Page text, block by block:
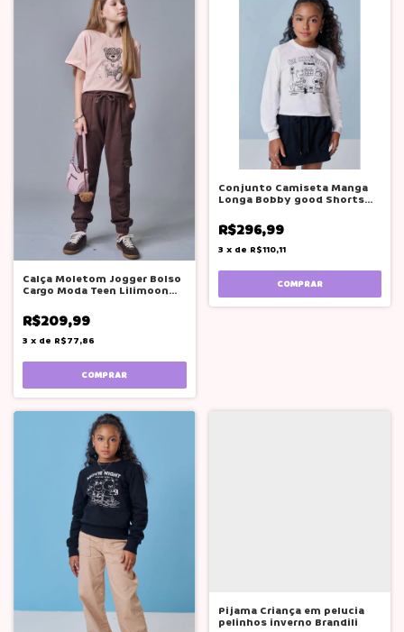
Calça Moletom Jogger Bolso
Cargo Moda Teen Lilimoon
R$209,99
3 x de R$77,86
COMPRAR
Conjunto Camiseta Manga
Longa Bobby good Shorts
R$296,99
3 x de R$110,11
COMPRAR
Pijama Criança em pelucia
pelinhos inverno Brandili